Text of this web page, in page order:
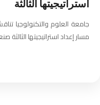
استراتيجيتها الثالثة
جامعة العلوم والتكنولوجيا
مسار إعداد استراتيجيتها